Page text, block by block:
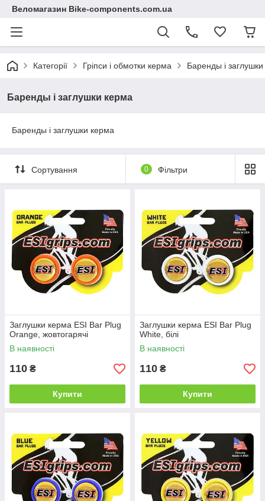
Веломагазин Bike-components.com.ua
Категорії Гріпси і обмотки керма Баренды і
Баренды і заглушки керма
Баренды і заглушки керма
Сортування 0 Фільтри
Заглушки керма ESI Bar Plug
Orange, жовтогарячі
В наявності
110 ₴
Купити
Заглушки керма ESI Bar Plug
White, білі
В наявності
110 ₴
Купити